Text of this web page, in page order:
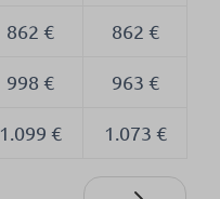
862 € 862 €
998 € 963 €
1.099 € 1.073 €